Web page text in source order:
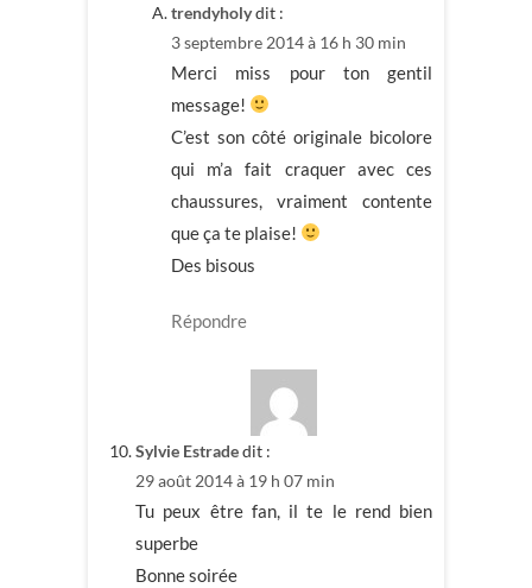
trendyholydit :
3 septembre 2014 à 16 h 30 min
Merci miss pour ton gentil
message!
C’est son côté originale bicolore
qui m’a fait craquer avec ces
chaussures, vraiment contente
que ça te plaise!
Des bisous
Répondre
Sylvie Estradedit :
29 août 2014 à 19 h 07 min
Tu peux être fan, il te le rend bien
superbe
Bonne soirée